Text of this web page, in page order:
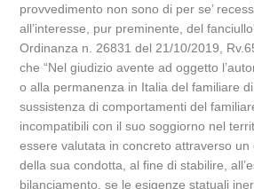
provvedimento non sono di per se’
all’interesse, pur preminente, del
Ordinanza n. 26831 del 21/10/2019,
che “Nel giudizio avente ad oggetto
o alla permanenza in Italia del familiare
sussistenza di comportamenti del
incompatibili con il suo soggiorno nel
essere valutata in concreto attraverso un
della sua condotta, al fine di stabilire,
bilanciamento, se le esigenze statuali